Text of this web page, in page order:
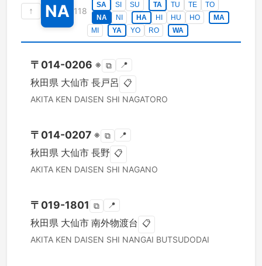
↑ NA 118
SA
SI SU TA TU TE
TO
NA
NI HA HI HU HO
MA
MI
YA YO RO WA
〒 014-0206 ※ ⧉ 📍
秋田県 大仙市 長戸呂 📋
AKITA KEN DAISEN SHI NAGATORO
〒 014-0207 ※ ⧉ 📍
秋田県 大仙市 長野 📋
AKITA KEN DAISEN SHI NAGANO
〒 019-1801 ⧉ 📍
秋田県 大仙市 南外物渡台 📋
AKITA KEN DAISEN SHI NANGAI BUTSUDODAI